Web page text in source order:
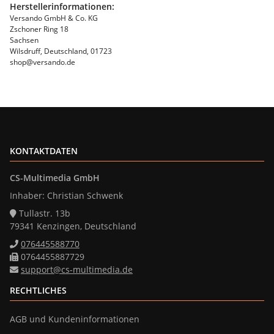
Herstellerinformationen:
Versando GmbH & Co. KG
Zschoner Ring 18
Sachsen
Wilsdruff, Deutschland, 01723
shop@versando.de
KONTAKTDATEN
CS-Multimedia GmbH
Inhaber: Christian Schwenk
Tullastr. 13b
79341 Kenzingen, Deutschland
076445588770
0764455887729
support@cs-multimedia.de
RECHTLICHES
AGB und Kundeninformationen